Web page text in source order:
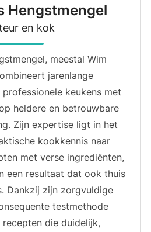
Hengstmengel
en kok
meestal Wim
jarenlange
keukens met
heldere en betrouwbare
Zijn expertise ligt in het
kookkennis naar
met verse ingrediënten,
een resultaat dat ook thuis
Dankzij zijn zorgvuldige
testmethode
die duidelijk,